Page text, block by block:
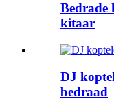
Bedrade
kitaar
DJ
bedraad